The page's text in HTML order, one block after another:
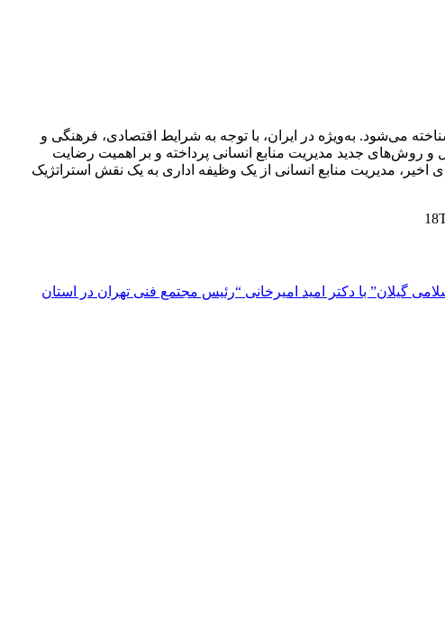
می‌شود. به‌ویژه در ایران، با توجه به شرایط اقتصادی، فرهنگی و
و روش‌های جدید مدیریت منابع انسانی پرداخته و بر اهمیت رضایت
اخیر، مدیریت منابع انسانی از یک وظیفه اداری به یک نقش استراتژیک
گیلان” با دکتر امید امیرخانی “رئیس مجتمع فنی تهران در استان